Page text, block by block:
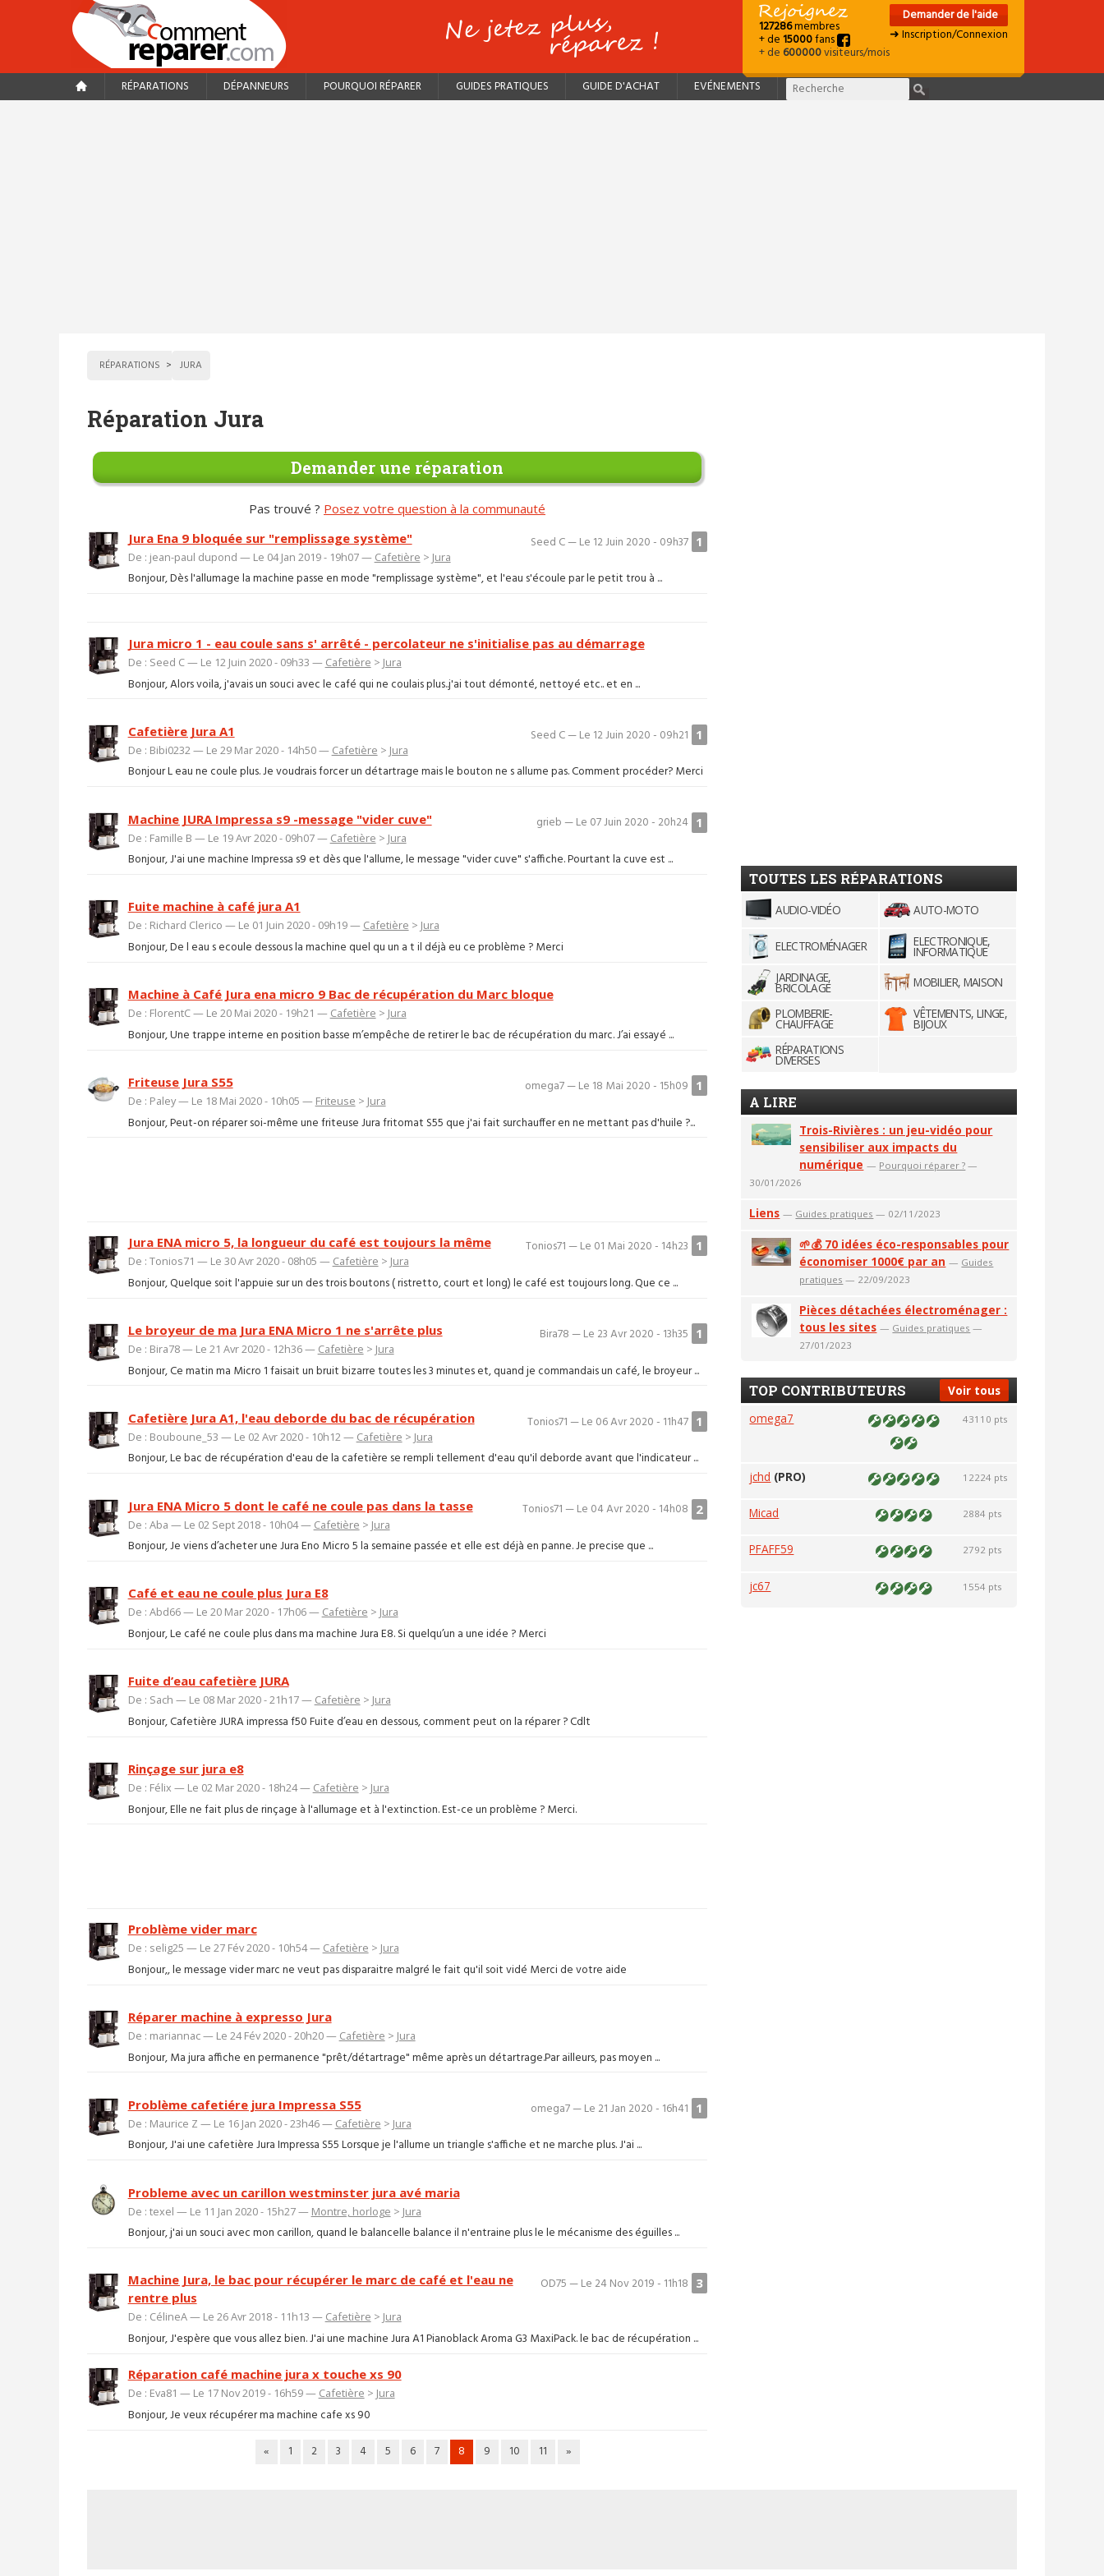
127286membres
+ de15000fans
+ de600000visiteurs/mois
Demander de l'aide
➜ Inscription/Connexion
RÉPARATIONS DÉPANNEURS POURQUOI RÉPARER GUIDES PRATIQUES GUIDE D'ACHAT EVÉNEMENTS
RÉPARATIONS JURA
Réparation Jura
Demander une réparation
Pas trouvé ? Posez votre question à la communauté
1
Seed C — Le 12 Juin 2020 - 09h37
Jura Ena 9 bloquée sur "remplissage système"
De : jean-paul dupond — Le 04 Jan 2019 - 19h07 — Cafetière > Jura
Bonjour, Dès l'allumage la machine passe en mode "remplissage système", et l'eau s'écoule par le petit trou à ...
Jura micro 1 - eau coule sans s' arrêté - percolateur ne s'initialise pas au démarrage
De : Seed C — Le 12 Juin 2020 - 09h33 — Cafetière > Jura
Bonjour, Alors voila, j'avais un souci avec le café qui ne coulais plus..j'ai tout démonté, nettoyé etc.. et en ...
1
Seed C — Le 12 Juin 2020 - 09h21
Cafetière Jura A1
De : Bibi0232 — Le 29 Mar 2020 - 14h50 — Cafetière > Jura
Bonjour L eau ne coule plus. Je voudrais forcer un détartrage mais le bouton ne s allume pas. Comment procéder? Merci
1
grieb — Le 07 Juin 2020 - 20h24
Machine JURA Impressa s9 -message "vider cuve"
De : Famille B — Le 19 Avr 2020 - 09h07 — Cafetière > Jura
Bonjour, J'ai une machine Impressa s9 et dès que l'allume, le message "vider cuve" s'affiche. Pourtant la cuve est ...
Fuite machine à café jura A1
De : Richard Clerico — Le 01 Juin 2020 - 09h19 — Cafetière > Jura
Bonjour, De l eau s ecoule dessous la machine quel qu un a t il déjà eu ce problème ? Merci
Machine à Café Jura ena micro 9 Bac de récupération du Marc bloque
De : FlorentC — Le 20 Mai 2020 - 19h21 — Cafetière > Jura
Bonjour, Une trappe interne en position basse m’empêche de retirer le bac de récupération du marc. J’ai essayé ...
1
omega7 — Le 18 Mai 2020 - 15h09
Friteuse Jura S55
De : Paley — Le 18 Mai 2020 - 10h05 — Friteuse > Jura
Bonjour, Peut-on réparer soi-même une friteuse Jura fritomat S55 que j'ai fait surchauffer en ne mettant pas d'huile ?...
1
Tonios71 — Le 01 Mai 2020 - 14h23
Jura ENA micro 5, la longueur du café est toujours la même
De : Tonios71 — Le 30 Avr 2020 - 08h05 — Cafetière > Jura
Bonjour, Quelque soit l'appuie sur un des trois boutons ( ristretto, court et long) le café est toujours long. Que ce ...
1
Bira78 — Le 23 Avr 2020 - 13h35
Le broyeur de ma Jura ENA Micro 1 ne s'arrête plus
De : Bira78 — Le 21 Avr 2020 - 12h36 — Cafetière > Jura
Bonjour, Ce matin ma Micro 1 faisait un bruit bizarre toutes les 3 minutes et, quand je commandais un café, le broyeur ...
1
Tonios71 — Le 06 Avr 2020 - 11h47
Cafetière Jura A1, l'eau deborde du bac de récupération
De : Bouboune_53 — Le 02 Avr 2020 - 10h12 — Cafetière > Jura
Bonjour, Le bac de récupération d'eau de la cafetière se rempli tellement d'eau qu'il deborde avant que l'indicateur ...
2
Tonios71 — Le 04 Avr 2020 - 14h08
Jura ENA Micro 5 dont le café ne coule pas dans la tasse
De : Aba — Le 02 Sept 2018 - 10h04 — Cafetière > Jura
Bonjour, Je viens d’acheter une Jura Eno Micro 5 la semaine passée et elle est déjà en panne. Je precise que ...
Café et eau ne coule plus Jura E8
De : Abd66 — Le 20 Mar 2020 - 17h06 — Cafetière > Jura
Bonjour, Le café ne coule plus dans ma machine Jura E8. Si quelqu’un a une idée ? Merci
Fuite d’eau cafetière JURA
De : Sach — Le 08 Mar 2020 - 21h17 — Cafetière > Jura
Bonjour, Cafetière JURA impressa f50 Fuite d’eau en dessous, comment peut on la réparer ? Cdlt
Rinçage sur jura e8
De : Félix — Le 02 Mar 2020 - 18h24 — Cafetière > Jura
Bonjour, Elle ne fait plus de rinçage à l'allumage et à l'extinction. Est-ce un problème ? Merci.
Problème vider marc
De : selig25 — Le 27 Fév 2020 - 10h54 — Cafetière > Jura
Bonjour,, le message vider marc ne veut pas disparaitre malgré le fait qu'il soit vidé Merci de votre aide
Réparer machine à expresso Jura
De : mariannac — Le 24 Fév 2020 - 20h20 — Cafetière > Jura
Bonjour, Ma jura affiche en permanence "prêt/détartrage" même après un détartrage.Par ailleurs, pas moyen ...
1
omega7 — Le 21 Jan 2020 - 16h41
Problème cafetiére jura Impressa S55
De : Maurice Z — Le 16 Jan 2020 - 23h46 — Cafetière > Jura
Bonjour, J'ai une cafetière Jura Impressa S55 Lorsque je l'allume un triangle s'affiche et ne marche plus. J'ai ...
Probleme avec un carillon westminster jura avé maria
De : texel — Le 11 Jan 2020 - 15h27 — Montre, horloge > Jura
Bonjour, j'ai un souci avec mon carillon, quand le balancelle balance il n'entraine plus le le mécanisme des éguilles ...
3
OD75 — Le 24 Nov 2019 - 11h18
Machine Jura, le bac pour récupérer le marc de café et l'eau ne
rentre plus
De : CélineA — Le 26 Avr 2018 - 11h13 — Cafetière > Jura
Bonjour, J'espère que vous allez bien. J'ai une machine Jura A1 Pianoblack Aroma G3 MaxiPack. le bac de récupération ...
Réparation café machine jura x touche xs 90
De : Eva81 — Le 17 Nov 2019 - 16h59 — Cafetière > Jura
Bonjour, Je veux récupérer ma machine cafe xs 90
« 1 2 3 4 5 6 7 8 9 10 11 »
TOUTES LES RÉPARATIONS
AUDIO-VIDÉO AUTO-MOTO
ELECTROMÉNAGER ELECTRONIQUE,
INFORMATIQUE
JARDINAGE,
BRICOLAGE
MOBILIER, MAISON
PLOMBERIE-
CHAUFFAGE
VÊTEMENTS, LINGE,
BIJOUX
RÉPARATIONS
DIVERSES
A LIRE
Trois-Rivières : un jeu-vidéo pour
sensibiliser aux impacts du
numérique — Pourquoi réparer ? —
30/01/2026
Liens — Guides pratiques — 02/11/2023
🌱💰 70 idées éco-responsables pour
économiser 1000€ par an — Guides
pratiques — 22/09/2023
Pièces détachées électroménager :
tous les sites — Guides pratiques —
27/01/2023
Voir tous
TOP CONTRIBUTEURS
omega7 43110 pts
jchd (PRO) 12224 pts
Micad 2884 pts
PFAFF59 2792 pts
jc67 1554 pts